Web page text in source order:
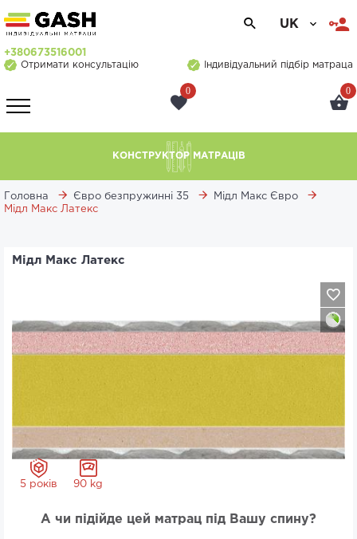
UK
+380673516001
Отримати консультацію
Індивідуальний підбір матраца
0 0
КОНСТРУКТОР МАТРАЦІВ
Головна Євро безпружинні 35
Мідл Макс Євро
Мідл Макс Латекс
Мідл Макс Латекс
5 років 90 kg
А чи підійде цей матрац під Вашу спину?